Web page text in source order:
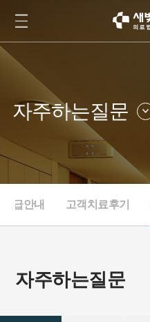
자주하는질문
증명서발급안내
고객치료후기
급안내 고객치료후기
자주하는질문